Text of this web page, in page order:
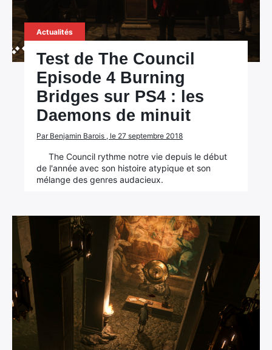
Actualités
Test de The Council
Episode 4 Burning
Bridges sur PS4 : les
Daemons de minuit
Par Benjamin Barois , le 27 septembre 2018
The Council rythme notre vie depuis le début
de l'année avec son histoire atypique et son
mélange des genres audacieux.